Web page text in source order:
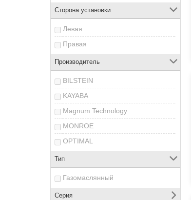
Сторона установки
Левая
Правая
Производитель
BILSTEIN
KAYABA
Magnum Technology
MONROE
OPTIMAL
Тип
Газомаслянный
Серия